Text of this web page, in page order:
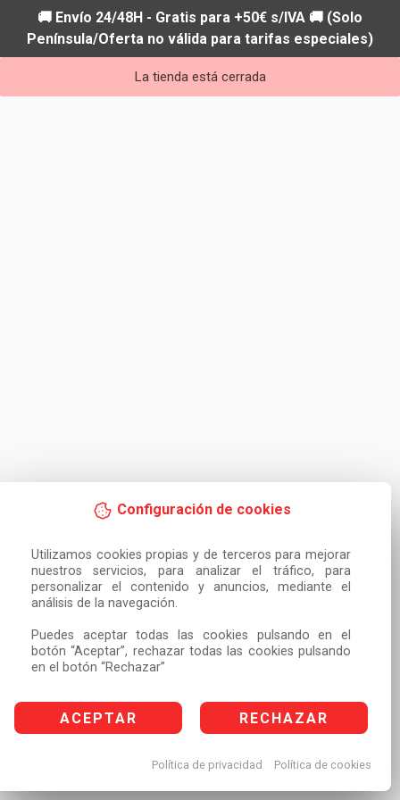
Configuración de cookies
Utilizamos cookies propias y de terceros para mejorar
nuestros servicios, para analizar el tráfico, para
personalizar el contenido y anuncios, mediante el
análisis de la navegación.
Puedes aceptar todas las cookies pulsando en el
botón “Aceptar”, rechazar todas las cookies pulsando
en el botón “Rechazar”
ACEPTAR RECHAZAR
Política de privacidad Política de cookies
🚚 Envío 24/48H - Gratis para +50€ s/IVA 🚚 (Solo
Península/Oferta no válida para tarifas especiales)
La tienda está cerrada